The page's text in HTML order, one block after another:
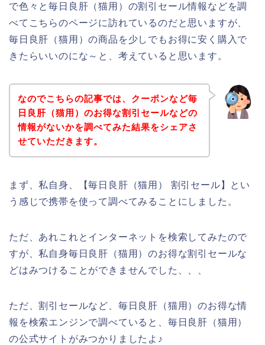
で色々と毎日良肝（猫用）の割引セール情報などを調
べてこちらのページに訪れているのだと思いますが、
毎日良肝（猫用）の商品を少しでもお得に安く購入で
きたらいいのにな～と、考えていると思います。
なのでこちらの記事では、クーポンなど毎
日良肝（猫用）のお得な割引セールなどの
情報がないかを調べてみた結果をシェアさ
せていただきます。
まず、私自身、【毎日良肝（猫用） 割引セール】とい
う感じで携帯を使って調べてみることにしました。
ただ、あれこれとインターネットを検索してみたので
すが、私自身毎日良肝（猫用）のお得な割引セールな
どはみつけることができませんでした、、、
ただ、割引セールなど、毎日良肝（猫用）のお得な情
報を検索エンジンで調べていると、毎日良肝（猫用）
の公式サイトがみつかりましたよ♪